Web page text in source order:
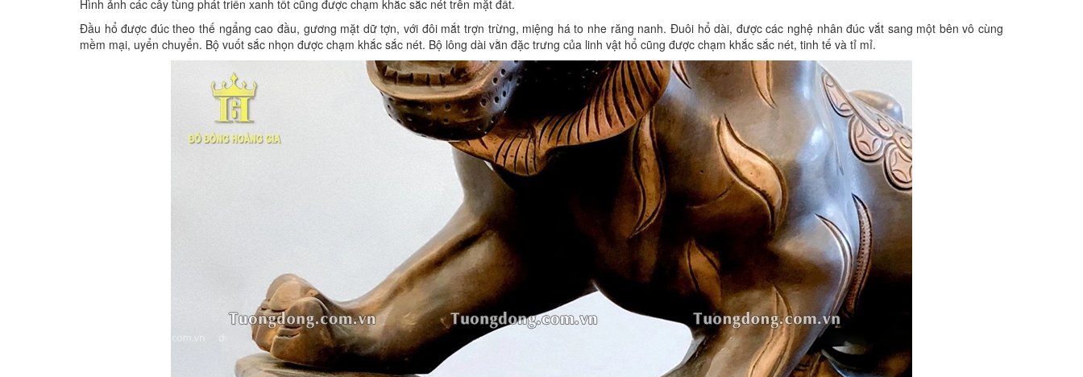
Hình ảnh các cây tùng phát triển xanh tốt cũng được chạm khắc sắc nét trên mặt đất.
Đầu hổ được đúc theo thế ngẩng cao đầu, gương mặt dữ tợn, với đôi mắt trợn trừng, miệng há to nhe răng nanh. Đuôi hổ dài, được các nghệ nhân đúc vắt sang một bên vô cùng
mềm mại, uyển chuyển. Bộ vuốt sắc nhọn được chạm khắc sắc nét. Bộ lông dài vằn đặc trưng của linh vật hổ cũng được chạm khắc sắc nét, tinh tế và tỉ mỉ.